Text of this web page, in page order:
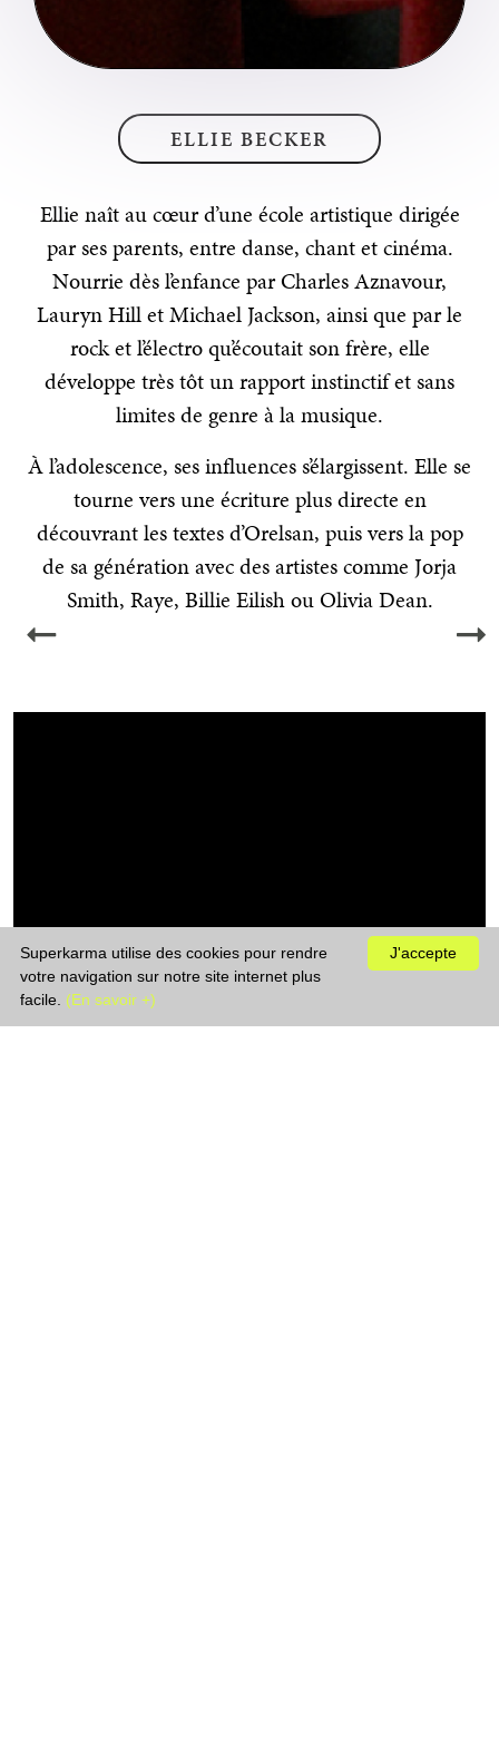
ELLIE BECKER
Ellie naît au cœur d’une école artistique dirigée
par ses parents, entre danse, chant et cinéma.
Nourrie dès l’enfance par Charles Aznavour,
Lauryn Hill et Michael Jackson, ainsi que par le
rock et l’électro qu’écoutait son frère, elle
développe très tôt un rapport instinctif et sans
limites de genre à la musique.
À l’adolescence, ses influences s’élargissent. Elle se
tourne vers une écriture plus directe en
découvrant les textes d’Orelsan, puis vers la pop
de sa génération avec des artistes comme Jorja
Smith, Raye, Billie Eilish ou Olivia Dean.
J'accepte
Superkarma utilise des cookies pour rendre
votre navigation sur notre site internet plus
facile. (En savoir +)